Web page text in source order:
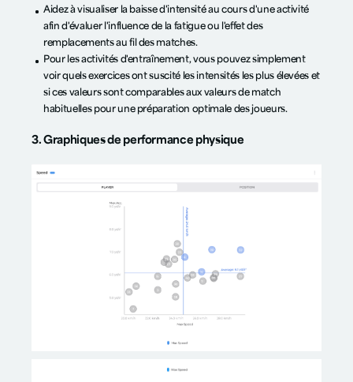
Aidez à visualiser la baisse d'intensité au cours d'une activité
afin d'évaluer l'influence de la fatigue ou l'effet des
remplacements au fil des matches.
Pour les activités d'entraînement, vous pouvez simplement
voir quels exercices ont suscité les intensités les plus élevées et
si ces valeurs sont comparables aux valeurs de match
habituelles pour une préparation optimale des joueurs.
3. Graphiques de performance physique